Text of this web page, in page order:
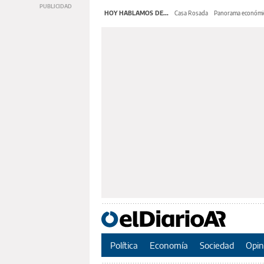
HOY HABLAMOS DE... Casa Rosada Panorama
Política Economía Sociedad